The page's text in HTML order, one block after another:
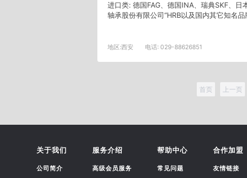
进口类: 德国FAG、德国INA、瑞典SKF、
轴承股份有限公司“HRB以及国内其它知名品
地区:西安 电话: 029-88626851
首页 上一页
关于我们
公司简介
服务介绍
高级会员服务
帮助中心
常见问题
合作加盟
友情链接